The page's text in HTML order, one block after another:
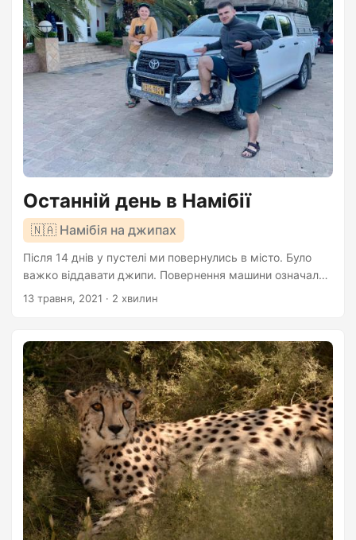
Останній день в Намібії
🇳🇦 Намібія на джипах
Після 14 днів у пустелі ми повернулись в місто. Було
важко віддавати джипи. Повернення машини означало
кінець однієї з найбільш епічних експедицій за моє
їхати куди завгодно. В аренду сдаются різні моделі
джипів, можна взяти цілий палац на колесах Так, у нас
не було безлічі зручностей. Доводилося розводити
багаття, щоб приготувати вечерю. Приймаючи душ у
таборі, до тебе могла залетіти здоровенна комаха....
13 травня, 2021 · 2 хвилин